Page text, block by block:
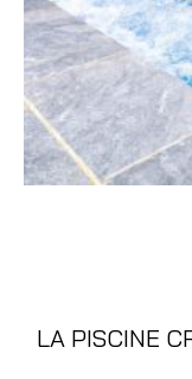
LA PISCINE